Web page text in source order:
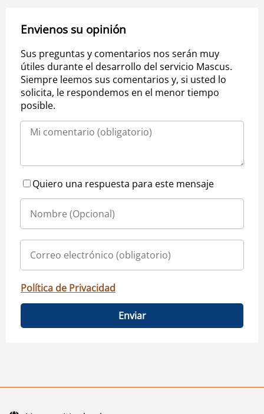
Envienos su opinión
Sus preguntas y comentarios nos serán muy
útiles durante el desarrollo del servicio Mascus.
Siempre leemos sus comentarios y, si usted lo
solicita, le respondemos en el menor tiempo
posible.
Quiero una respuesta para este mensaje
Política de Privacidad
Enviar